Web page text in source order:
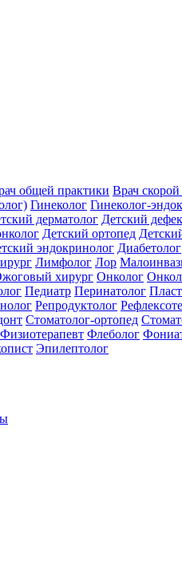
общей практики Врач
Гинеколог Гинеколог-
дерматолог Детский
Детский ортопед
эндокринолог Диабетолог
Лимфолог Лор
хирург Онколог
Педиатр Перинатолог
Репродуктолог
Стоматолог-ортопед
Физиотерапевт Флеболог
Эпилептолог